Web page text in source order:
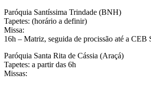
Paróquia Santíssima Trindade (BNH)
Tapetes: (horário a definir)
Missa:
16h – Matriz, seguida de procissão até a CEB
Paróquia Santa Rita de Cássia (Araçá)
Tapetes: a partir das 6h
Missas: